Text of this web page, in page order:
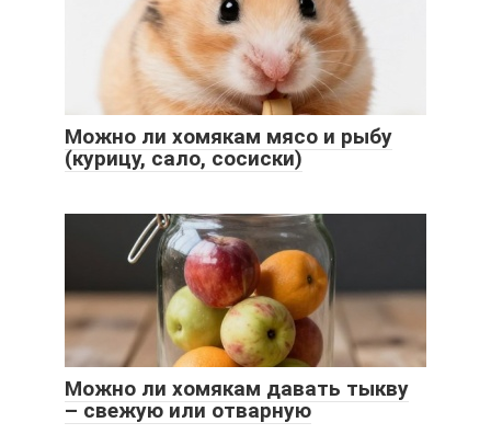
Можно ли хомякам мясо и рыбу
(курицу, сало, сосиски)
Можно ли хомякам давать тыкву
– свежую или отварную